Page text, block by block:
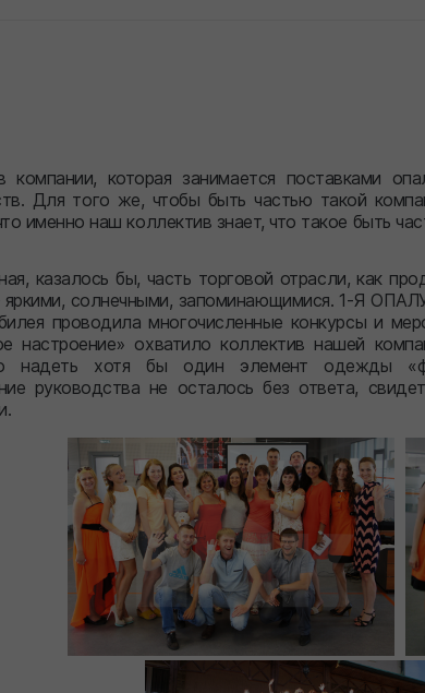
компании, которая занимается поставками
Для того же, чтобы быть частью такой
именно наш коллектив знает, что такое быть
казалось бы, часть торговой отрасли, как
яркими, солнечными, запоминающимися. 1-Я
проводила многочисленные конкурсы и
настроение» охватило коллектив нашей
надеть хотя бы один элемент одежды
руководства не осталось без ответа,